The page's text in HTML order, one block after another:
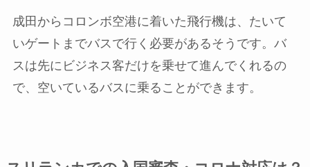
成田からコロンボ空港に着いた飛行機は、たいて
いゲートまでバスで行く必要があるそうです。バ
スは先にビジネス客だけを乗せて進んでくれるの
で、空いているバスに乗ることができます。